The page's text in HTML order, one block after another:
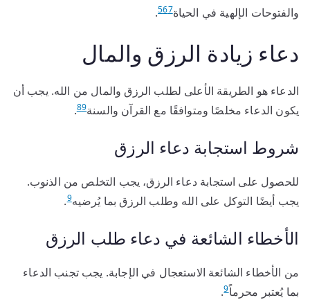
والفتوحات الإلهية في الحياة
567
.
دعاء زيادة الرزق والمال
الدعاء هو الطريقة الأعلى لطلب الرزق والمال من الله. يجب أن
يكون الدعاء مخلصًا ومتوافقًا مع القرآن والسنة 89
.
شروط استجابة دعاء الرزق
للحصول على استجابة دعاء الرزق، يجب التخلص من الذنوب.
يجب أيضًا التوكل على الله وطلب الرزق بما يُرضيه9
.
الأخطاء الشائعة في دعاء طلب الرزق
من الأخطاء الشائعة الاستعجال في الإجابة. يجب تجنب الدعاء
بما يُعتبر محرماً9
.